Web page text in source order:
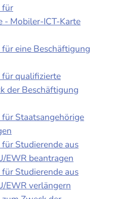
für
- Mobiler-ICT-Karte
eine Beschäftigung
qualifizierte
der Beschäftigung
Staatsangehörige
Studierende aus
EWR beantragen
Studierende aus
EWR verlängern